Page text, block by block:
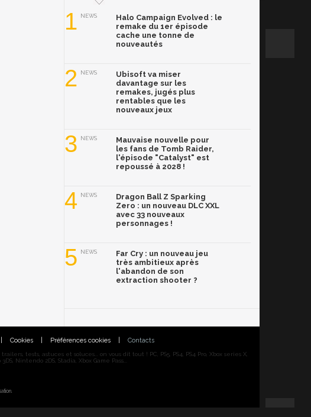
1 NEWS
Halo Campaign Evolved : le
remake du 1er épisode
cache une tonne de
nouveautés
2 NEWS
Ubisoft va miser
davantage sur les
remakes, jugés plus
rentables que les
nouveaux jeux
3 NEWS
Mauvaise nouvelle pour
les fans de Tomb Raider,
l'épisode "Catalyst" est
repoussé à 2028 !
4 NEWS
Dragon Ball Z Sparking
Zero : un nouveau DLC XXL
avec 33 nouveaux
personnages !
5 NEWS
Far Cry : un nouveau jeu
très ambitieux après
l'abandon de son
extraction shooter ?
Cookies Préférences cookies Contacts
tests, astuces et soluces... on vous dit tout ! PC, PS5, PS4, PS4 Pro, Xbox series X,
Nintendo 2DS, Stadia, Xbox Game Pass...